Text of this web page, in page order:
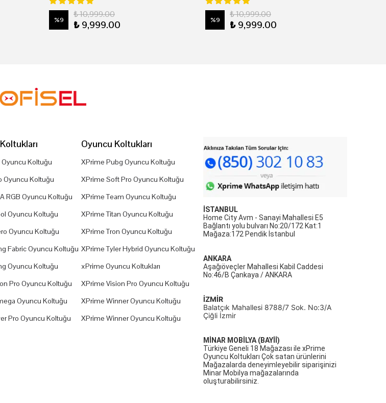
%9
₺ 10,999.00
₺ 9,999.00 %9
₺ 10,999.00
₺ 9,999.00
Koltuğu
Oyuncu Koltuğu
RGB Oyuncu Koltuğu
Oyuncu Koltuğu
Oyuncu Koltuğu
Fabric Oyuncu Koltuğu
Oyuncu Koltuğu
Pro Oyuncu Koltuğu
Oyuncu Koltuğu
Pro Oyuncu Koltuğu
Oyuncu Koltukları
XPrime Pubg Oyuncu Koltuğu
XPrime Soft Pro Oyuncu Koltuğu
XPrime Team Oyuncu Koltuğu
XPrime Titan Oyuncu Koltuğu
XPrime Tron Oyuncu Koltuğu
XPrime Tyler Hybrid Oyuncu Koltuğu
xPrime Oyuncu Koltukları
XPrime Vision Pro Oyuncu Koltuğu
XPrime Winner Oyuncu Koltuğu
XPrime Winner Oyuncu Koltuğu
İSTANBUL
Home City Avm - Sanayi Mahallesi E5
Bağlantı yolu bulvarı No:20/172 Kat:1
Mağaza:172 Pendik İstanbul
ANKARA
Aşağıöveçler Mahallesi Kabil Caddesi
No:46/B Çankaya / ANKARA
İZMİR
Balatçık Mahallesi 8788/7 Sok. No:3/A
Çiğli İzmir
MİNAR MOBİLYA (BAYİİ)
Türkiye Geneli 18 Mağazası ile xPrime
Oyuncu Koltukları Çok satan ürünlerini
Mağazalarda deneyimleyebilir siparişinizi
Minar Mobilya mağazalarında
oluşturabilirsiniz.